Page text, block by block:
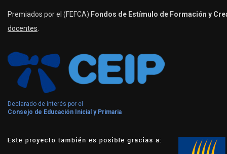
Premiados por el (FEFCA) Fondos de Estímulo de Formación y
docentes
Declarado de interés por el
Consejo de Educación Inicial y Primaria